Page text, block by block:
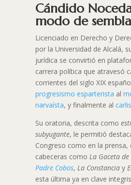
Cándido
modo de
Licenciado en Derecho y
por la Universidad de Alcalá,
jurídica se convirtió en
carrera política que atravesó
corrientes del siglo XIX
progresismo esparterista al
narvaísta, y finalmente al
Su oratoria, descrita como
subyugante, le permitió
Congreso como en la prensa,
cabeceras como La Gaceta
Padre Cobos, La Constanciay
esta última ya en clave